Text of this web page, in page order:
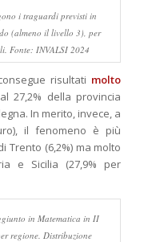
i traguardi previsti in
(almeno il livello 3), per
Fonte: INVALSI 2024
risultati molto
27,2% della provincia
In merito, invece, a
il fenomeno è più
Trento (6,2%) ma molto
e Sicilia (27,9% per
in Matematica in II
regione. Distribuzione